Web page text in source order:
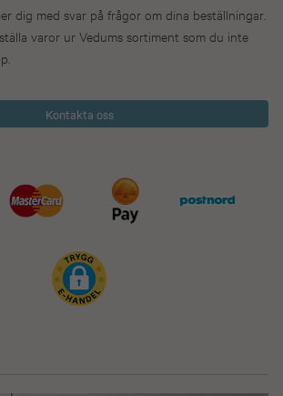
dig med svar på frågor om dina beställningar.
varor ur Vedums sortiment som du inte
Kontakta oss